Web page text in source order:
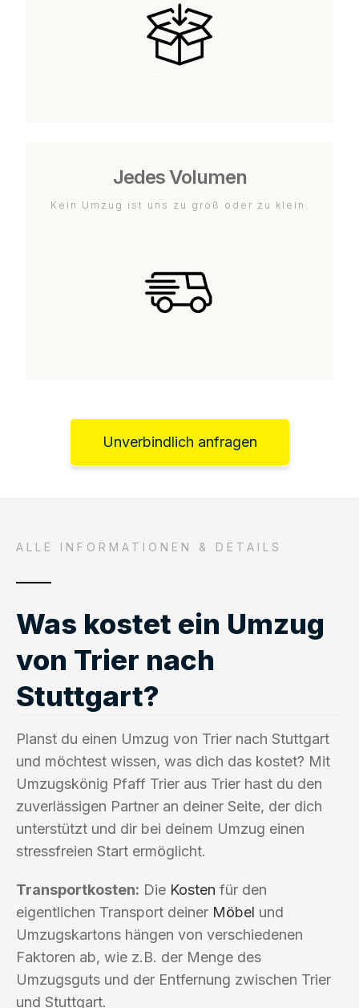
Jedes Volumen
Kein Umzug ist uns zu groß oder zu klein.
Unverbindlich anfragen
ALLE INFORMATIONEN & DETAILS
Was kostet ein Umzug
von Trier nach
Stuttgart?
Planst du einen Umzug von Trier nach Stuttgart
und möchtest wissen, was dich das kostet? Mit
Umzugskönig Pfaff Trier aus Trier hast du den
zuverlässigen Partner an deiner Seite, der dich
unterstützt und dir bei deinem Umzug einen
stressfreien Start ermöglicht.
Transportkosten: Die Kosten für den
eigentlichen Transport deiner Möbel und
Umzugskartons hängen von verschiedenen
Faktoren ab, wie z.B. der Menge des
Umzugsguts und der Entfernung zwischen Trier
und Stuttgart.